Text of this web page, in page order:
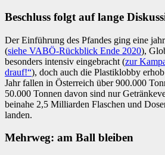
Beschluss folgt auf lange
Der Einführung des Pfandes ging eine
(siehe VABÖ-Rückblick Ende 2020),
besonders intensiv eingebracht (zur
drauf!“), doch auch die Plastiklobby
Jahr fallen in Österreich über 900.000
50.000 Tonnen davon sind nur
beinahe 2,5 Milliarden Flaschen und
landen.
Mehrweg: am Ball bleiben